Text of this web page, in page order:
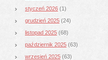
styczeń 2026 (1)
grudzień 2025 (24)
listopad 2025 (68)
październik 2025 (63)
wrzesień 2025 (63)